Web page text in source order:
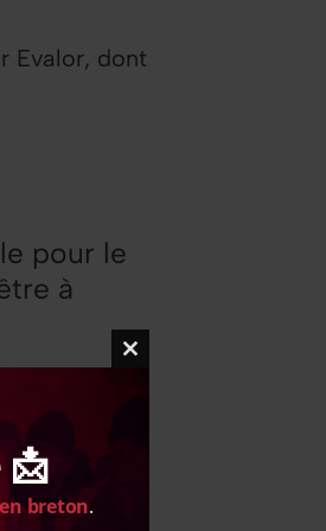
Evalor, dont
pour le
à
Extrait
2022. ,
breton.